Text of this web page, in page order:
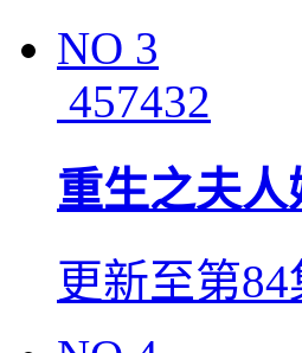
NO 3
457432
重生之夫
更新至第84